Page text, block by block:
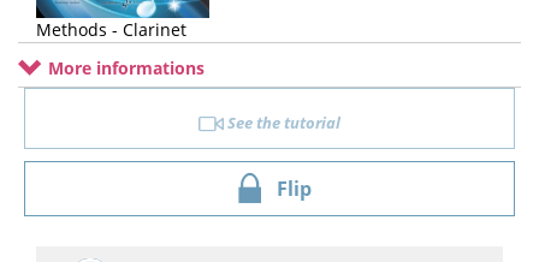
Methods - Clarinet
More informations
See the tutorial
Flip